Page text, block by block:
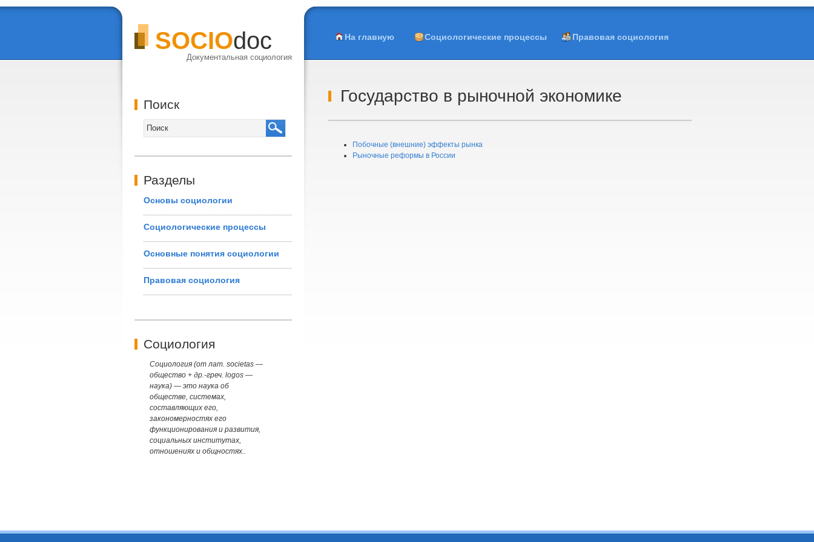
SOCIOdoc
Документальная социология
Поиск
Разделы
Основы социологии
Социологические процессы
Основные понятия социологии
Правовая социология
Социология
Социология (от лат. societas —
общество + др.-греч. logos —
наука) — это наука об
обществе, системах,
составляющих его,
закономерностях его
функционирования и развития,
социальных институтах,
отношениях и общностях..
На главную Социологические процессы Правовая социология
Государство в рыночной экономике
Побочные (внешние) эффекты рынка
Рыночные реформы в России